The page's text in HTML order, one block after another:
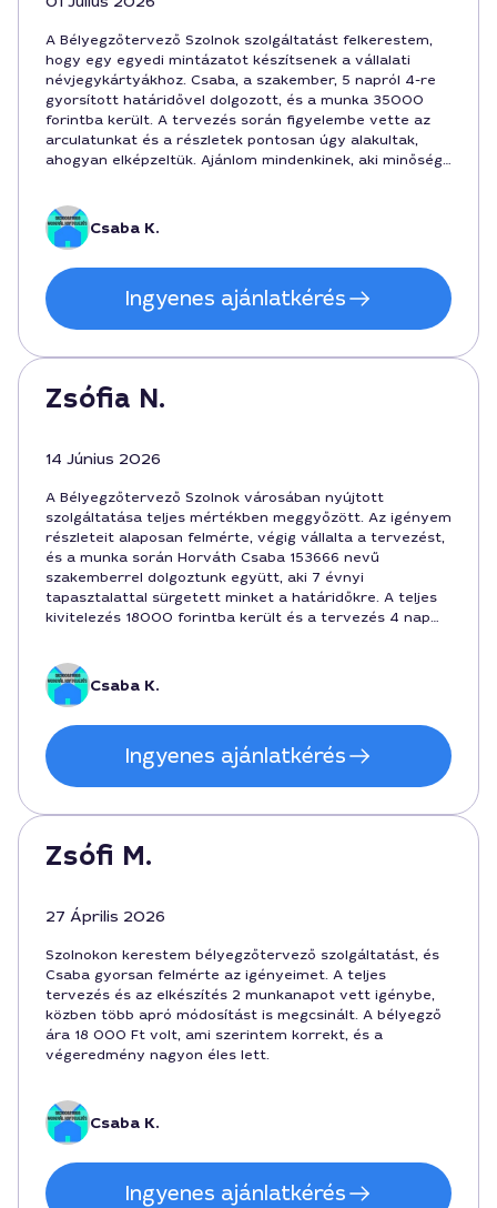
A Bélyegzőtervező Szolnok szolgáltatást felkerestem,
hogy egy egyedi mintázatot készítsenek a vállalati
névjegykártyákhoz. Csaba, a szakember, 5 napról 4-re
gyorsított határidővel dolgozott, és a munka 35000
forintba került. A tervezés során figyelembe vette az
arculatunkat és a részletek pontosan úgy alakultak,
ahogyan elképzeltük. Ajánlom mindenkinek, aki minőségi
Csaba K.
Ingyenes ajánlatkérés
Zsófia N.
14 Június 2026
A Bélyegzőtervező Szolnok városában nyújtott
szolgáltatása teljes mértékben meggyőzött. Az igényem
részleteit alaposan felmérte, végig vállalta a tervezést,
és a munka során Horváth Csaba 153666 nevű
szakemberrel dolgoztunk együtt, aki 7 évnyi
tapasztalattal sürgetett minket a határidőkre. A teljes
kivitelezés 18000 forintba került és a tervezés 4 nap
Csaba K.
Ingyenes ajánlatkérés
Zsófi M.
27 Április 2026
Szolnokon kerestem bélyegzőtervező szolgáltatást, és
Csaba gyorsan felmérte az igényeimet. A teljes
tervezés és az elkészítés 2 munkanapot vett igénybe,
közben több apró módosítást is megcsinált. A bélyegző
ára 18 000 Ft volt, ami szerintem korrekt, és a
végeredmény nagyon éles lett.
Csaba K.
Ingyenes ajánlatkérés